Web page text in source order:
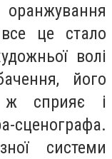
це стало
волі
його
ж сприяє і
сценографа.
системи